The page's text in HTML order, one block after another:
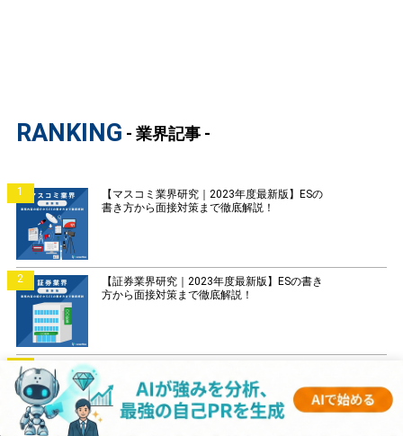
RANKING - 業界記事 -
1
【マスコミ業界研究｜2023年度最新版】ESの
書き方から面接対策まで徹底解説！
2
【証券業界研究｜2023年度最新版】ESの書き
方から面接対策まで徹底解説！
3
方から面接対策まで徹底解説！